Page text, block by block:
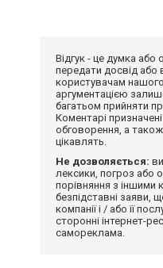
Відгук - це думка або
передати досвід або
користувачам
аргументацією
багатьом прийняти
Коментарі
обговорення, а
цікавлять.
Не дозволяється:
лексики, погроз або
порівняння з іншими
безпідставні заяви,
компанії і / або її
сторонні інтернет-
самореклама.